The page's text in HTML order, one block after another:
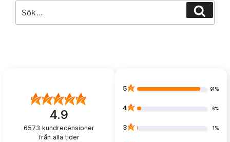
efter:
4.9
6573 kundrecensioner
från alla tider
5 91%
4 6%
3 1%